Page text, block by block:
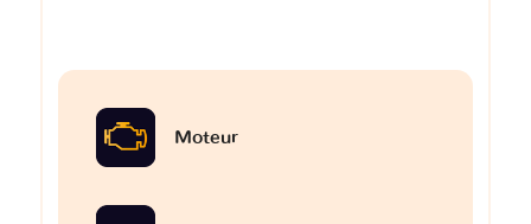
Moteur